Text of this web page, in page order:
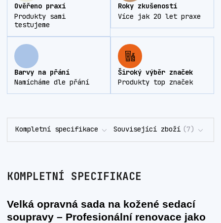
Ověřeno praxí
Produkty sami
testujeme
Roky zkušeností
Více jak 20 let praxe
Barvy na přání
Namícháme dle přání
Široký výběr značek
Produkty top značek
Kompletní specifikace Související zboží 7
KOMPLETNÍ SPECIFIKACE
Velká opravná sada na kožené sedací
soupravy – Profesionální renovace jako